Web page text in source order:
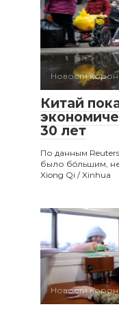
Новости
Китай
30 лет
По данным
было бóльшим,
Xiong Qi / Xinhua
Новости